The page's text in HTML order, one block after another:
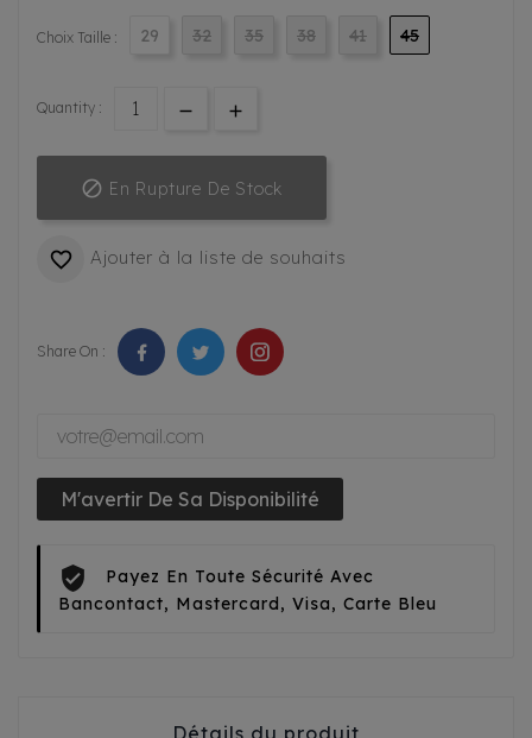
Choix Taille : 29 32 35 38 41 45
Quantity :
 En Rupture De Stock
 Ajouter à la liste de souhaits
Share On :
M'avertir De Sa Disponibilité
Payez En Toute Sécurité Avec
Bancontact, Mastercard, Visa, Carte Bleu